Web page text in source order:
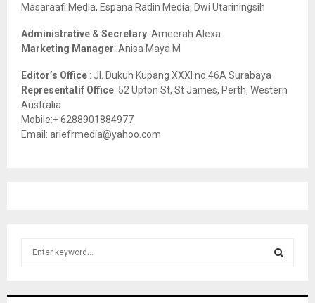
Masaraafi Media, Espana Radin Media, Dwi Utariningsih
Administrative & Secretary: Ameerah Alexa
Marketing Manager: Anisa Maya M
Editor’s Office : Jl. Dukuh Kupang XXXI no.46A Surabaya
Representatif Office: 52 Upton St, St James, Perth, Western
Australia
Mobile:+ 6288901884977
Email: ariefrmedia@yahoo.com